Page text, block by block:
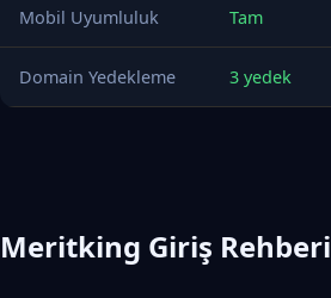
Mobil Uyumluluk Tam
Domain Yedekleme 3 yedek
Meritking Giriş Rehberi